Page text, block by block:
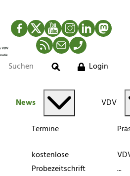
Facebook
TwitterYouTubeInstagram
LinkedIn
RSS-Newsfeed
MailTelefon
Suche
Login
News
Termine
kostenlose
Probezeitschrift
VDV
...